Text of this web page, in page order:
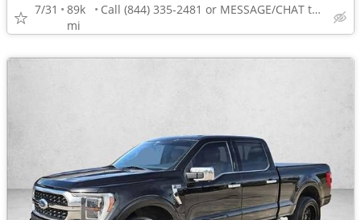
7/31
89k
mi
Call (844) 335-2481 or MESSAGE/CHAT to confirm availability